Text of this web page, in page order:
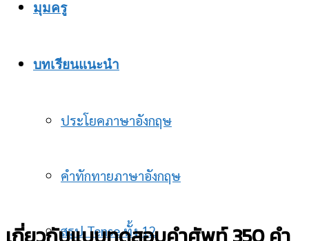
มุมครู
บทเรียนแนะนำ
ประโยคภาษาอังกฤษ
คำทักทายภาษาอังกฤษ
สรุป Tense ทั้ง 12